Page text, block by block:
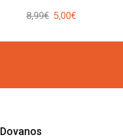
8,99€ Original
was:
5,00€Current
is:
Dovanos